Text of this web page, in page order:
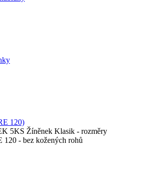
120)
5KS Žíněnek Klasik - rozměry
120 - bez kožených rohů